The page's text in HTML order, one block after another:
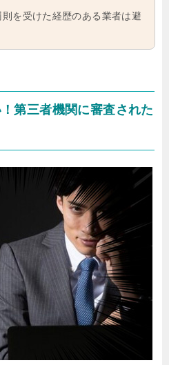
を受けた経歴のある業者は避
第三者機関に審査された